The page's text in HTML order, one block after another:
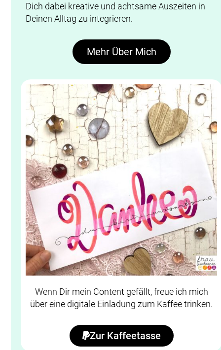
Dich dabei kreative und achtsame Auszeiten in
Deinen Alltag zu integrieren.
Mehr Über Mich
Wenn Dir mein Content gefällt, freue ich mich
über eine digitale Einladung zum Kaffee trinken.
Zur Kaffeetasse